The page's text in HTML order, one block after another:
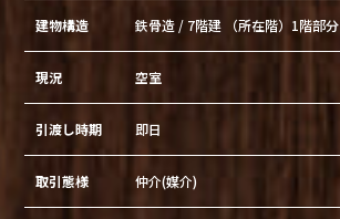
建物構造 鉄骨造 / 7階建 （所在階）1階部分
現況 空室
引渡し時期 即日
取引態様 仲介(媒介)